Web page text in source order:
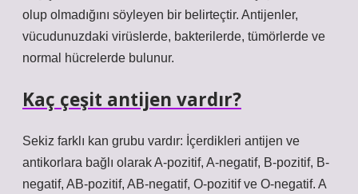
olup olmadığını söyleyen bir belirteçtir. Antijenler,
vücudunuzdaki virüslerde, bakterilerde, tümörlerde ve
normal hücrelerde bulunur.
Kaç çeşit antijen vardır?
Sekiz farklı kan grubu vardır: İçerdikleri antijen ve
antikorlara bağlı olarak A-pozitif, A-negatif, B-pozitif, B-
negatif, AB-pozitif, AB-negatif, O-pozitif ve O-negatif. A